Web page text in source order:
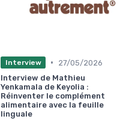
Interview •
27/05/2026
Interview de Mathieu
Yenkamala de Keyolia :
Réinventer le complément
alimentaire avec la feuille
linguale